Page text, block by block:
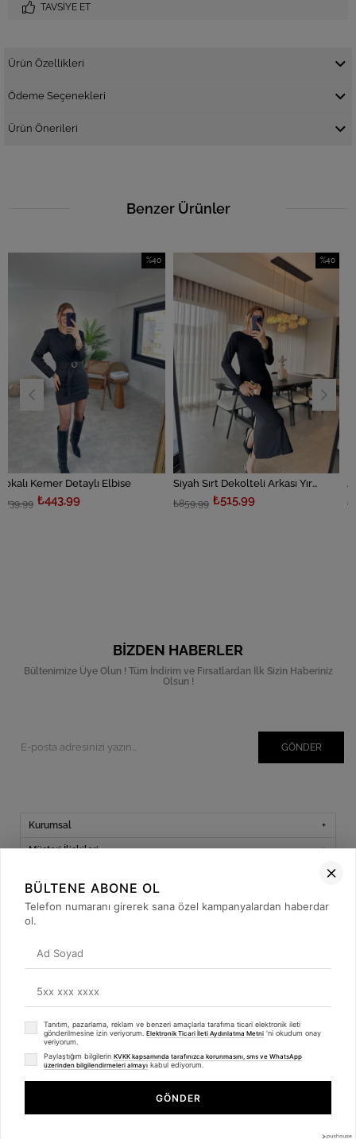
TAVSIYE ET
Ürün Özellikleri
Ödeme Seçenekleri
Ürün Önerileri
Benzer Ürünler
Elbise Siyah Sırt Dekolteli Arkası Yırtmaçlı Elbise
₺515,99
%40İndirim
Apoletli Kargo
BIZDEN HABERLER
Bültenimize Üye Olun ! Tüm İndirim ve Fırsatlardan İlk Sizin Haberiniz
Olsun !
GÖNDER
Kurumsal
Müşteri İlişkileri
Sosyal Medya
© 2019betulbabacan.com- Tüm Hakları Saklıdır.
BÜLTENE ABONE OL
Telefon numaranı girerek sana özel kampanyalardan haberdar
ol.
Tanıtım, pazarlama, reklam ve benzeri amaçlarla tarafıma ticari elektronik ileti
gönderilmesine izin veriyorum. Elektronik Ticari İleti Aydınlatma Metni 'ni okudum onay
veriyorum.
Paylaştığım bilgilerin KVKK kapsamında tarafınızca korunmasını, sms ve WhatsApp
üzerinden bilgilendirmeleri almayı kabul ediyorum.
GÖNDER